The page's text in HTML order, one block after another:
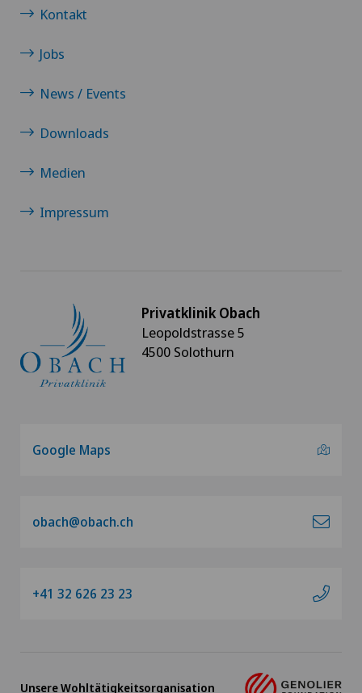
Kontakt
Jobs
News / Events
Downloads
Medien
Impressum
Privatklinik Obach
Leopoldstrasse 5
4500 Solothurn
Google Maps
obach@obach.ch
+41 32 626 23 23
Unsere Wohltätigkeitsorganisation